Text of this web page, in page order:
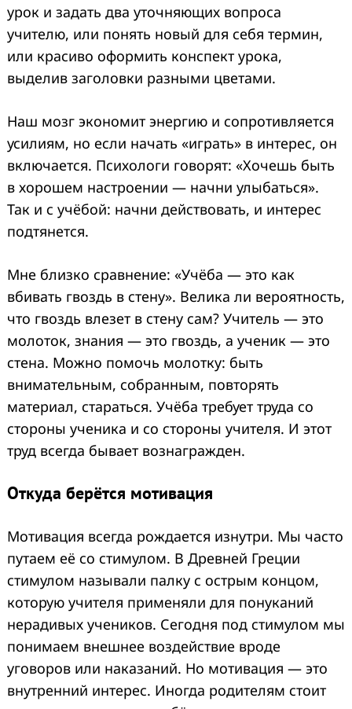
урок и задать два уточняющих вопроса
учителю, или понять новый для себя термин,
или красиво оформить конспект урока,
выделив заголовки разными цветами.
Наш мозг экономит энергию и сопротивляется
усилиям, но если начать «играть» в интерес, он
включается. Психологи говорят: «Хочешь быть
в хорошем настроении — начни улыбаться».
Так и с учёбой: начни действовать, и интерес
подтянется.
Мне близко сравнение: «Учёба — это как
вбивать гвоздь в стену». Велика ли вероятность,
что гвоздь влезет в стену сам? Учитель — это
молоток, знания — это гвоздь, а ученик — это
стена. Можно помочь молотку: быть
внимательным, собранным, повторять
материал, стараться. Учёба требует труда со
стороны ученика и со стороны учителя. И этот
труд всегда бывает вознагражден.
Откуда берётся мотивация
Мотивация всегда рождается изнутри. Мы часто
путаем её со стимулом. В Древней Греции
стимулом называли палку с острым концом,
которую учителя применяли для понуканий
нерадивых учеников. Сегодня под стимулом мы
понимаем внешнее воздействие вроде
уговоров или наказаний. Но мотивация — это
внутренний интерес. Иногда родителям стоит